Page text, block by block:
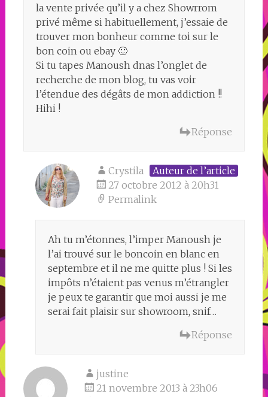
la vente privée qu’il y a chez Showrrom
privé même si habituellement, j’essaie de
trouver mon bonheur comme toi sur le
bon coin ou ebay 🙂
Si tu tapes Manoush dnas l’onglet de
recherche de mon blog, tu vas voir
l’étendue des dégâts de mon addiction !!
Hihi !
Réponse
Crystila
Auteur de l’article
27 octobre 2012 à 20h31
Permalink
Ah tu m’étonnes, l’imper Manoush je
l’ai trouvé sur le boncoin en blanc en
septembre et il ne me quitte plus ! Si les
impôts n’étaient pas venus m’étrangler
je peux te garantir que moi aussi je me
serai fait plaisir sur showroom, snif…
Réponse
justine
21 novembre 2013 à 23h06